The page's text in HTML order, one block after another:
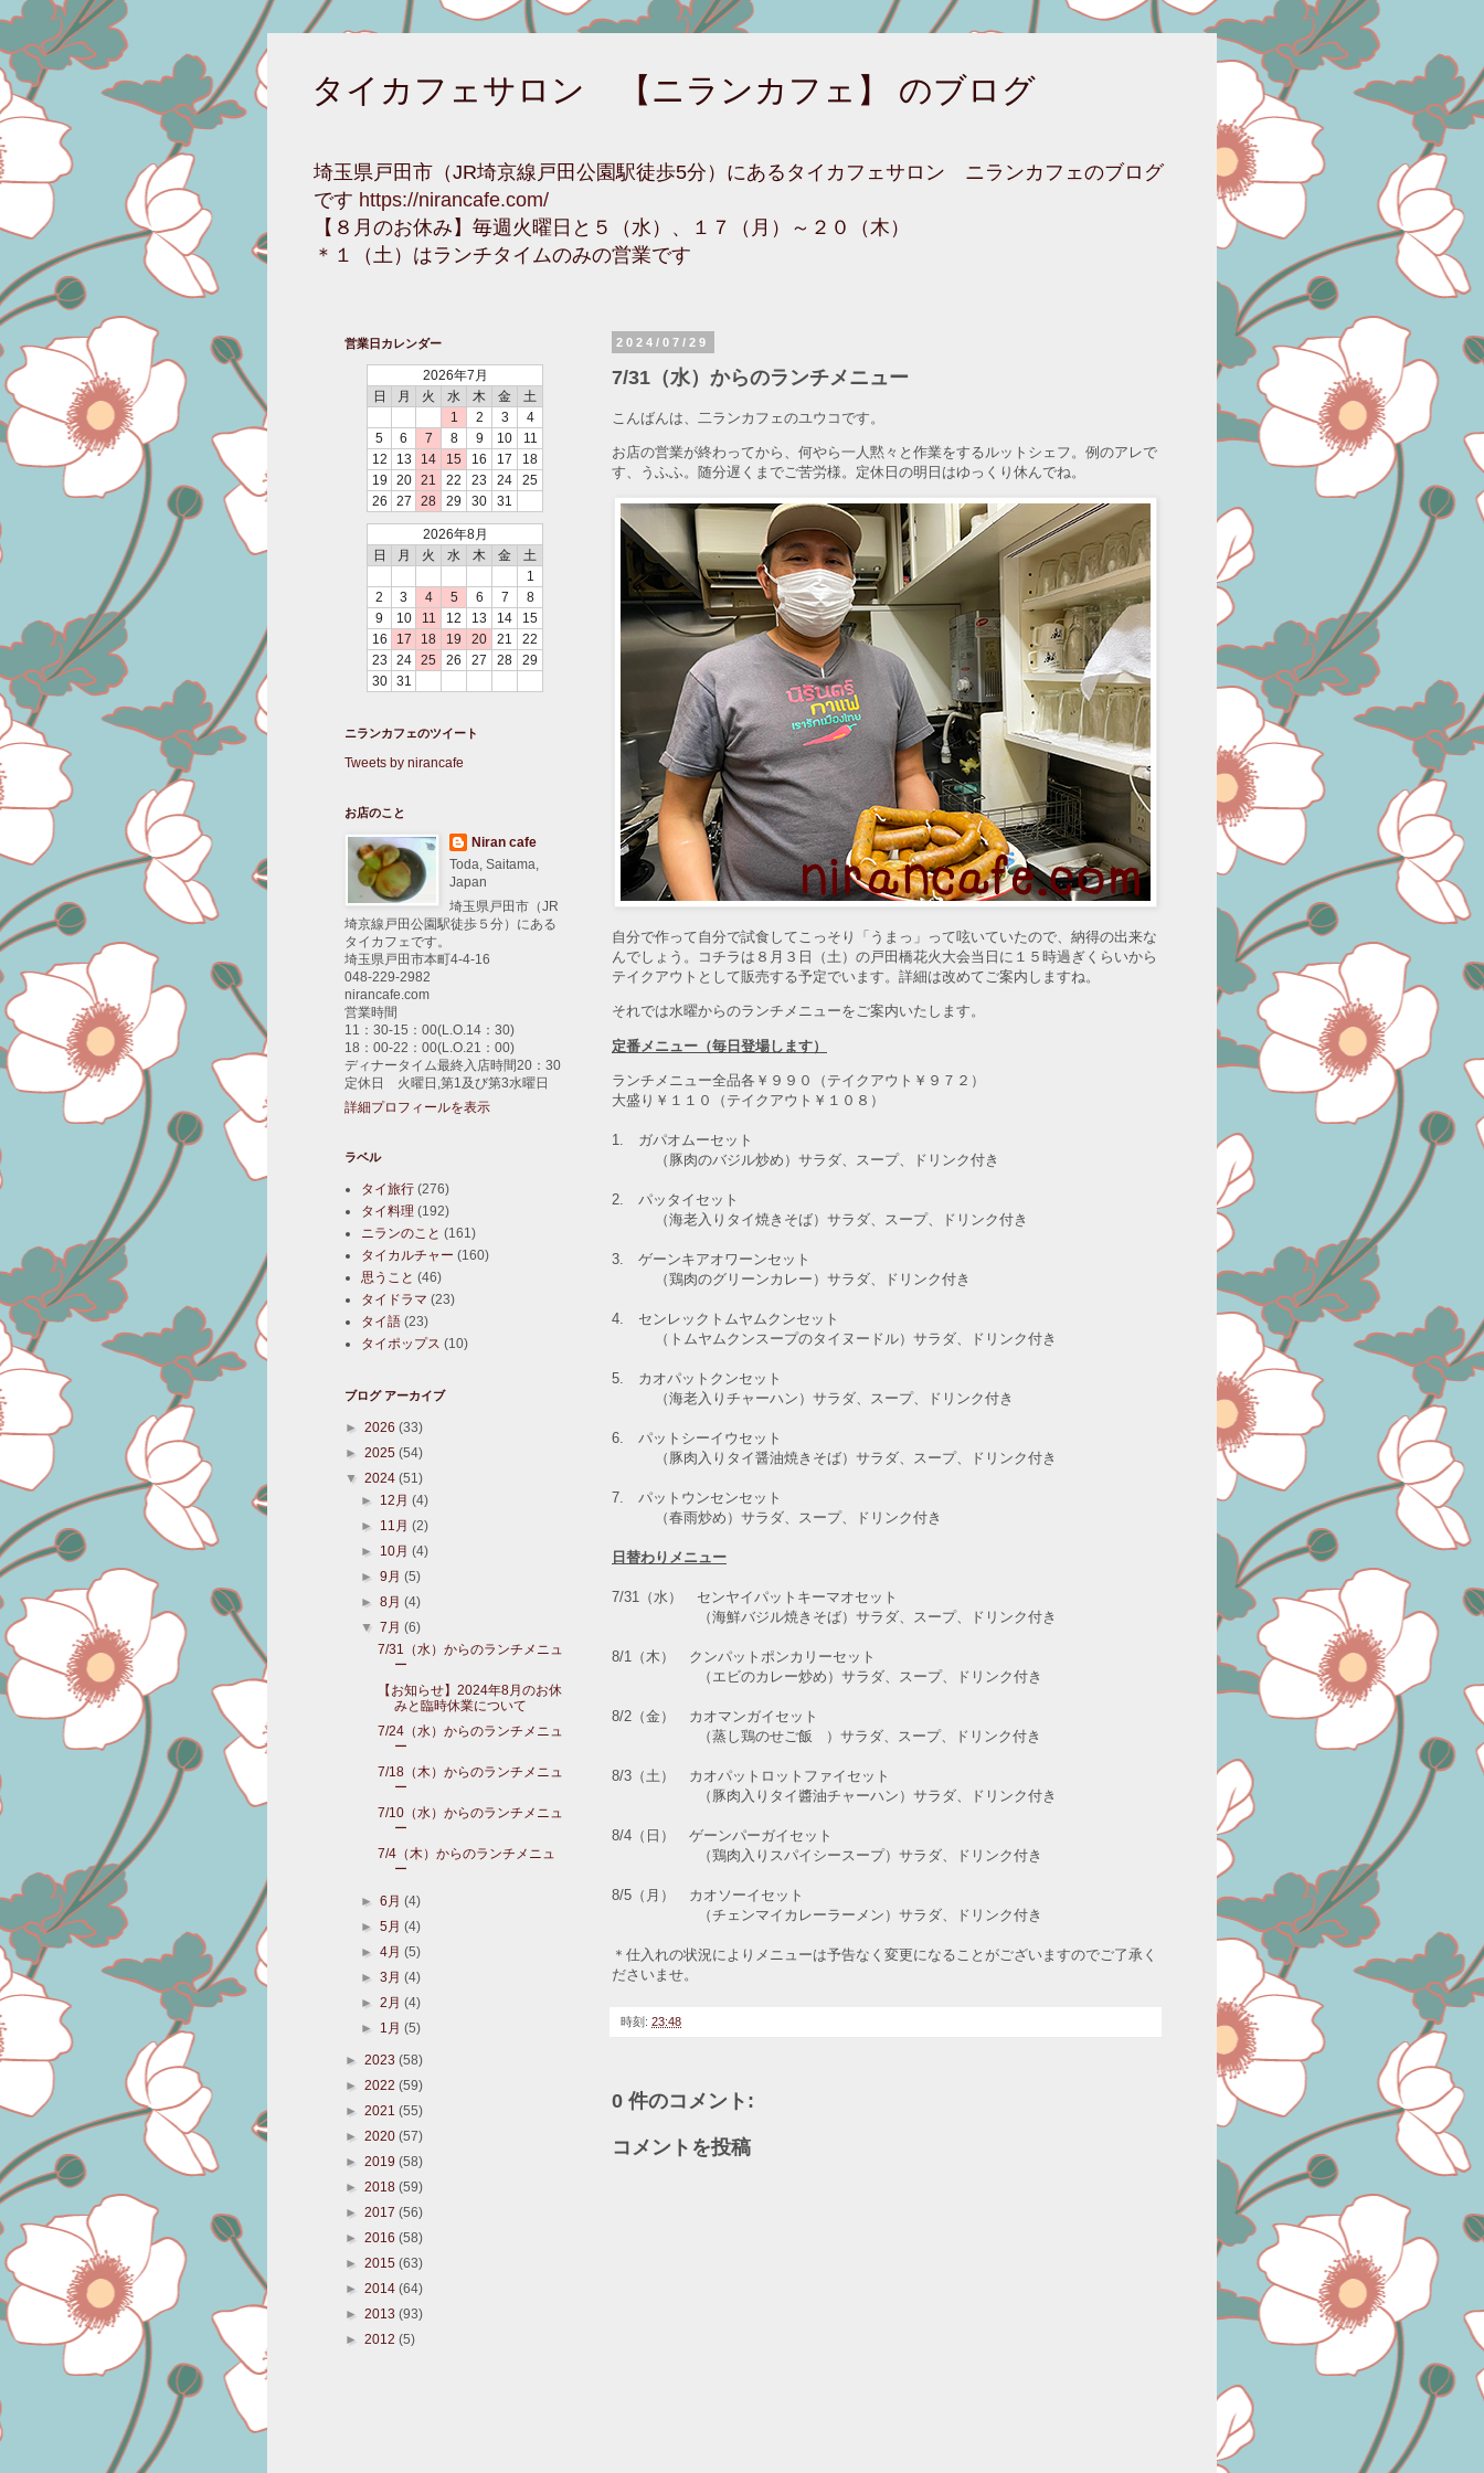
タイカフェサロン 【ニランカフェ】 のブログ
埼玉県戸田市（JR埼京線戸田公園駅徒歩5分）にあるタイカフェサロン ニランカフェのブログ
です https://nirancafe.com/
【８月のお休み】毎週火曜日と５（水）、１７（月）～２０（木）
＊１（土）はランチタイムのみの営業です
2024/07/29
7/31（水）からのランチメニュー
こんばんは、二ランカフェのユウコです。
お店の営業が終わってから、何やら一人黙々と作業をするルットシェフ。例のアレで
す、うふふ。随分遅くまでご苦労様。定休日の明日はゆっくり休んでね。
自分で作って自分で試食してこっそり「うまっ」って呟いていたので、納得の出来な
んでしょう。コチラは８月３日（土）の戸田橋花火大会当日に１５時過ぎくらいから
テイクアウトとして販売する予定でいます。詳細は改めてご案内しますね。
それでは水曜からのランチメニューをご案内いたします。
定番メニュー（毎日登場します）
ランチメニュー全品各￥９９０（テイクアウト￥９７２）
大盛り￥１１０（テイクアウト￥１０８）
1. ガパオムーセット
（豚肉のバジル炒め） サラダ、スープ、ドリンク付き
2. パッタイセット
（海老入りタイ焼きそば） サラダ、スープ、ドリンク付き
3. ゲーンキアオワーンセット
（鶏肉のグリーンカレー） サラダ、ドリンク付き
4. センレックトムヤムクンセット
（トムヤムクンスープのタイヌードル） サラダ、ドリンク付き
5. カオパットクンセット
（海老入りチャーハン）サラダ、スープ、ドリンク付き
6. パットシーイウセット
（豚肉入りタイ醤油焼きそば）サラダ、スープ、ドリンク付き
7. パットウンセンセット
（春雨炒め）サラダ、スープ、ドリンク付き
日替わりメニュー
7/31（水） センヤイパットキーマオセット
（海鮮バジル焼きそば）サラダ、スープ、ドリンク付き
8/1（木） クンパットポンカリーセット
（エビのカレー炒め）サラダ、スープ、ドリンク付き
8/2（金） カオマンガイ セット
（蒸し鶏のせご飯
）サラダ、スープ、ドリンク付き
8/3（土） カオパットロットファイ セット
（豚肉入りタイ醬油チャーハン）サラダ、ドリンク付き
8/4（日） ゲーンパーガイ セット
（鶏肉入りスパイシースープ）サラダ、ドリンク付き
8/5（月） カオソーイ セット
（チェンマイカレーラーメン）サラダ、ドリンク付き
＊仕入れの状況によりメニューは予告なく変更になることがございますのでご了承く
ださいませ。
時刻: 23:48
0 件のコメント:
コメントを投稿
営業日カレンダー
2026年7月
日
月 火 水 木 金
土
1
2 3
4
5
6 7 8 9 10
11
12
13 14 15 16 17
18
19
20 21 22 23 24
25
26
27 28 29 30 31
2026年8月
日
月 火 水 木 金
土
1
2
3 4 5 6 7
8
9
10 11 12 13 14
15
16
17 18 19 20 21
22
23
24 25 26 27 28
29
30
31
ニランカフェのツイート
Tweets by nirancafe
お店のこと
Niran cafe
Toda, Saitama,
Japan
埼玉県戸田市（JR
埼京線戸田公園駅徒歩５分）にある
タイカフェです。
埼玉県戸田市本町4-4-16
048-229-2982
nirancafe.com
営業時間
11：30-15：00(L.O.14：30)
18：00-22：00(L.O.21：00)
ディナータイム最終入店時間20：30
定休日 火曜日,第1及び第3水曜日
詳細プロフィールを表示
ラベル
タイ旅行 (276)
タイ料理 (192)
ニランのこと (161)
タイカルチャー (160)
思うこと (46)
タイドラマ (23)
タイ語 (23)
タイポップス (10)
ブログ アーカイブ
► 2026 (33)
► 2025 (54)
▼ 2024 (51)
► 12月(4)
► 11月(2)
► 10月(4)
►9月(5)
►8月(4)
▼7月(6)
7/31（水）からのランチメニュ
ー
【お知らせ】2024年8月のお休
みと臨時休業について
7/24（水）からのランチメニュ
ー
7/18（木）からのランチメニュ
ー
7/10（水）からのランチメニュ
ー
7/4（木）からのランチメニュ
ー
►6月(4)
►5月(4)
►4月(5)
►3月(4)
►2月(4)
► 1月(5)
► 2023 (58)
► 2022 (59)
► 2021 (55)
► 2020 (57)
► 2019 (58)
► 2018 (59)
► 2017 (56)
► 2016 (58)
► 2015 (63)
► 2014 (64)
► 2013 (93)
► 2012 (5)